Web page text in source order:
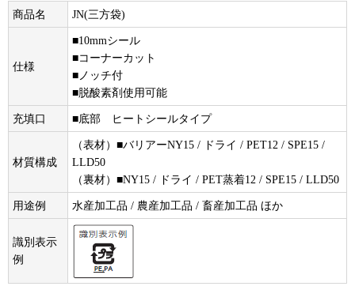
商品名
JN(三方袋)
仕様
■10mmシール
■コーナーカット
■ノッチ付
■脱酸素剤使用可能
充填口 ■底部 ヒートシールタイプ
材質構成
（表材）■バリアーNY15 / ドライ / PET12 / SPE15 /
LLD50
（裏材）■NY15 / ドライ / PET蒸着12 / SPE15 / LLD50
用途例 水産加工品 / 農産加工品 / 畜産加工品 ほか
識別表示
例